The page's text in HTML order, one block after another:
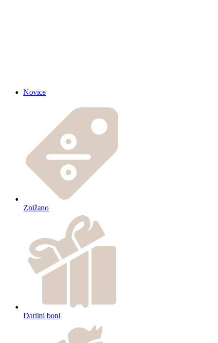
Novice
Znižano
Darilni boni